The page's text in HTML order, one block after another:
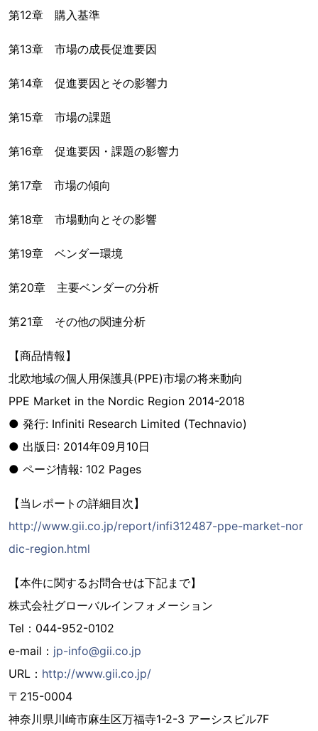
第12章 購入基準
第13章 市場の成長促進要因
第14章 促進要因とその影響力
第15章 市場の課題
第16章 促進要因・課題の影響力
第17章 市場の傾向
第18章 市場動向とその影響
第19章 ベンダー環境
第20章 主要ベンダーの分析
第21章 その他の関連分析
【商品情報】
北欧地域の個人用保護具(PPE)市場の将来動向
PPE Market in the Nordic Region 2014-2018
● 発行: Infiniti Research Limited (Technavio)
● 出版日: 2014年09月10日
● ページ情報: 102 Pages
【当レポートの詳細目次】
http://www.gii.co.jp/report/infi312487-ppe-market-nor
dic-region.html
【本件に関するお問合せは下記まで】
株式会社グローバルインフォメーション
Tel：044-952-0102
e-mail： jp-info@gii.co.jp
URL： http://www.gii.co.jp/
〒215-0004
神奈川県川崎市麻生区万福寺1-2-3 アーシスビル7F